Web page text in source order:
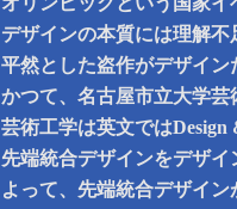
デザインの本質には理解
平然とした盗作がデザイ
かつて、名古屋市立大学芸
芸術工学は英文では
先端統合デザインをデザ
よって、先端統合デザイ